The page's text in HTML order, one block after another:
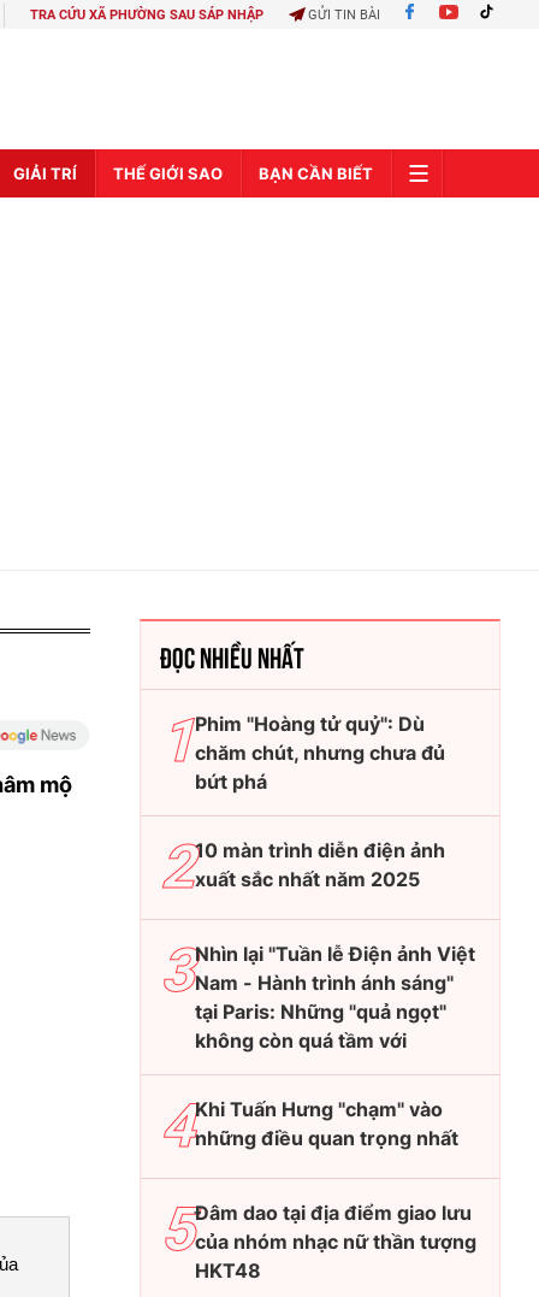
TRA CỨU XÃ PHƯỜNG SAU SÁP NHẬP GỬI TIN BÀI
GIẢI TRÍ THẾ GIỚI SAO BẠN CẦN BIẾT
mộ
ĐỌC NHIỀU NHẤT
Phim "Hoàng tử quỷ": Dù
chăm chút, nhưng chưa đủ
bứt phá
10 màn trình diễn điện ảnh
xuất sắc nhất năm 2025
Nhìn lại "Tuần lễ Điện ảnh Việt
Nam - Hành trình ánh sáng"
tại Paris: Những "quả ngọt"
không còn quá tầm với
Khi Tuấn Hưng "chạm" vào
những điều quan trọng nhất
Đâm dao tại địa điểm giao lưu
của nhóm nhạc nữ thần tượng
HKT48